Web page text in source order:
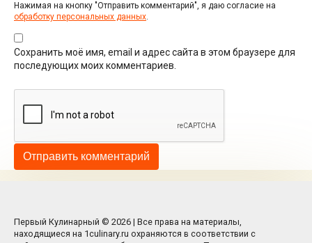
Нажимая на кнопку "Отправить комментарий", я даю согласие на
обработку персональных данных.
Сохранить моё имя, email и адрес сайта в этом браузере для
последующих моих комментариев.
Первый Кулинарный © 2026 | Все права на материалы,
находящиеся на 1culinary.ru охраняются в соответствии с